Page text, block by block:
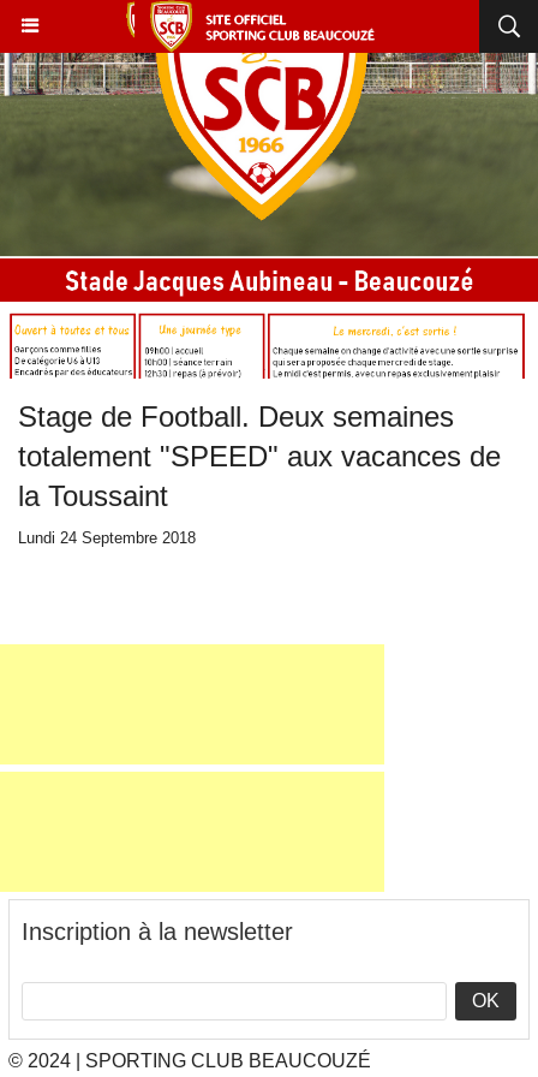
Stage de Football. Deux semaines
totalement "SPEED" aux vacances de
la Toussaint
Lundi 24 Septembre 2018
Inscription à la newsletter
OK
© 2024 | SPORTING CLUB BEAUCOUZÉ